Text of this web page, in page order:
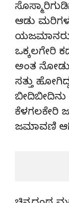
ಆಡು ಮರಿಗಳ
ಯಜಮಾನರು
ಒಕ್ಕಲಗೇರಿ
ಅಂತ
ಸತ್ತು
ಬೀದಿಬೀದಿನು
ಕೆಳಗಲಕೇರಿ
ಜಮಾವಣಿ